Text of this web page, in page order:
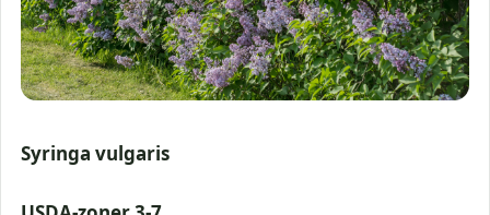
Syringa vulgaris